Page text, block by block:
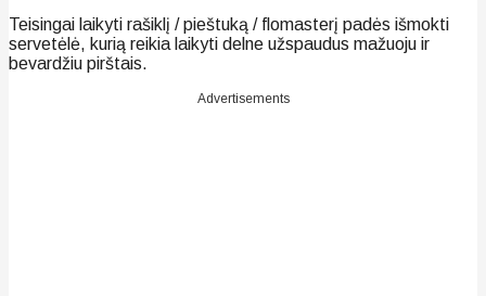
Teisingai laikyti rašiklį / pieštuką / flomasterį padės išmokti
servetėlė, kurią reikia laikyti delne užspaudus mažuoju ir
bevardžiu pirštais.
Advertisements